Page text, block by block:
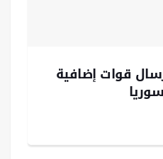
قوات إضافية